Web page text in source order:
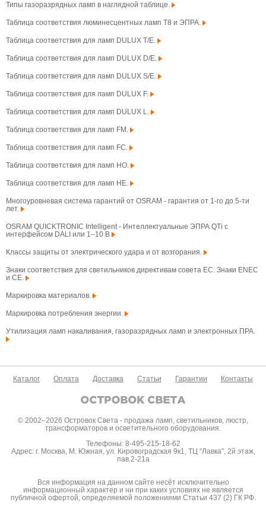
Типы газоразрядных ламп в наглядной таблице.
Таблица соответствия люминесцентных ламп T8 и ЭПРА.
Таблица соответствия для ламп DULUX T/E.
Таблица соответствия для ламп DULUX D/E.
Таблица соответствия для ламп DULUX S/E.
Таблица соответствия для ламп DULUX F.
Таблица соответствия для ламп DULUX L.
Таблица соответствия для ламп FM.
Таблица соответствия для ламп FC.
Таблица соответствия для ламп HO.
Таблица соответствия для ламп HE.
Многоуровневая система гарантий от OSRAM - гарантия от 1-го до 5-ти
лет.
OSRAM QUICKTRONIC Intelligent - Интеллектуальные ЭПРА QTi с
интерфейсом DALI или 1–10 В
Классы защиты от электрического удара и от возгорания.
Знаки соответствия для светильников директивам совета ЕС. Знаки ENEC
и CE.
Маркировка материалов.
Маркировка потребления энергии.
Утилизация ламп накаливания, газоразрядных ламп и электронных ПРА.
Каталог Оплата Доставка Статьи Гарантии Контакты
© 2002–2026 Островок Света - продажа ламп, светильников, люстр,
трансформаторов и осветительного оборудования.
Телефоны: 8-495-215-18-62
Адрес: г. Москва, М. Южная, ул. Кировоградская 9к1, ТЦ "Лавка", 2й этаж,
пав.2-21а
Вся информация на данном сайте несёт исключительно
информационный характер и ни при каких условиях не является
публичной офертой, определяемой положениями Статьи 437 (2) ГК РФ.